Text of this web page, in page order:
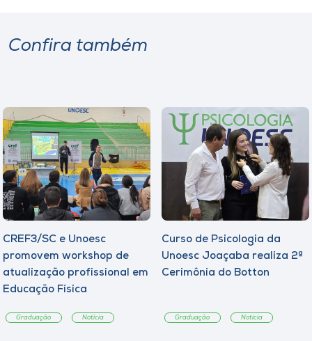
Confira também
CREF3/SC e Unoesc
promovem workshop de
atualização profissional em
Educação Física
Graduação Notícia
Curso de Psicologia da
Unoesc Joaçaba realiza 2ª
Cerimônia do Botton
Graduação Notícia